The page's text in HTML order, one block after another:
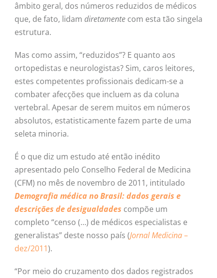
âmbito geral, dos números reduzidos de médicos
que, de fato, lidam diretamente com esta tão singela
estrutura.
Mas como assim, “reduzidos”? E quanto aos
ortopedistas e neurologistas? Sim, caros leitores,
estes competentes profissionais dedicam-se a
combater afecções que incluem as da coluna
vertebral. Apesar de serem muitos em números
absolutos, estatisticamente fazem parte de uma
seleta minoria.
É o que diz um estudo até então inédito
apresentado pelo Conselho Federal de Medicina
(CFM) no mês de novembro de 2011, intitulado
Demografia médica no Brasil: dados gerais e
descrições de desigualdades compõe um
completo “censo (…) de médicos especialistas e
generalistas” deste nosso país (Jornal Medicina–
dez/2011).
“Por meio do cruzamento dos dados registrados